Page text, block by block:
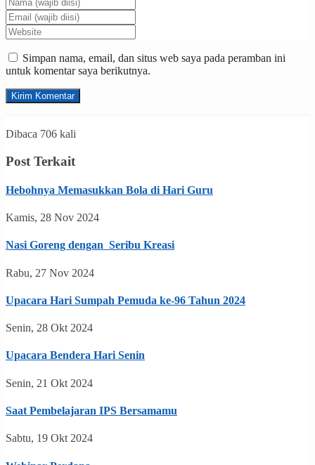
Simpan nama, email, dan situs web saya pada peramban ini
untuk komentar saya berikutnya.
Dibaca 706 kali
Post Terkait
Hebohnya Memasukkan Bola di Hari Guru
Kamis, 28 Nov 2024
Nasi Goreng dengan Seribu Kreasi
Rabu, 27 Nov 2024
Upacara Hari Sumpah Pemuda ke-96 Tahun 2024
Senin, 28 Okt 2024
Upacara Bendera Hari Senin
Senin, 21 Okt 2024
Saat Pembelajaran IPS Bersamamu
Sabtu, 19 Okt 2024